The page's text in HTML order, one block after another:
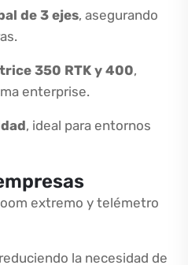
de 3 ejes, asegurando
350 RTK y 400,
enterprise.
, ideal para entornos
extremo y telémetro
la necesidad de